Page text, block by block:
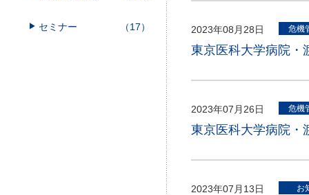
セミナー （17） 2023年08月28日 危機
東京医科大学病院
2023年07月26日 危機
東京医科大学病院
2023年07月13日 お